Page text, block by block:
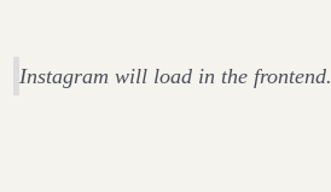
Instagram will load in the frontend.